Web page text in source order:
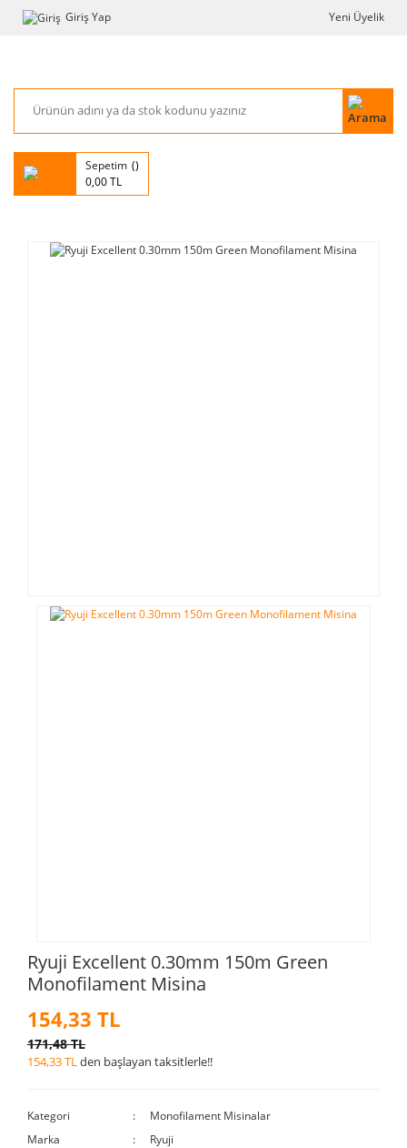
Giriş Yap Yeni Üyelik
Sepetim
0,00 TL
Ryuji Excellent 0.30mm 150m Green
Monofilament Misina
154,33 TL
171,48 TL
154,33 TLden başlayan taksitlerle!!
Kategori
Monofilament Misinalar
Marka
Ryuji